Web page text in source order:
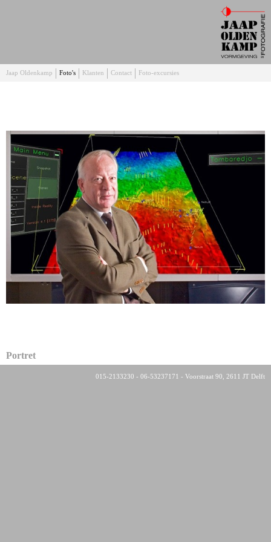
Jaap Oldenkamp Foto's Klanten Contact Foto-excursies
Portret
015-2133230 - 06-53237171 - Voorstraat 90, 2611 JT Delft